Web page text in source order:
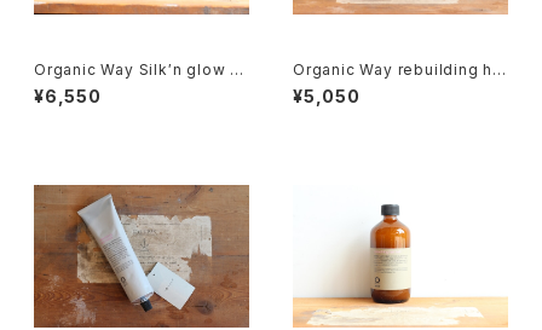
Organic Way Silk′n glow s
erum[アウトバストリートメント]
¥6,550
Organic Way rebuilding hai
r bath[ダメージヘア シャンプ
ー]
¥5,050